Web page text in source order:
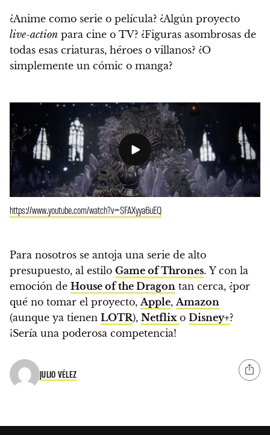
¿Anime como serie o película? ¿Algún proyecto
live-action para cine o TV? ¿Figuras asombrosas de
todas esas criaturas, héroes o villanos? ¿O
simplemente un cómic o manga?
https://www.youtube.com/watch?v=SFAXyya6uEQ
Para nosotros se antoja una serie de alto
presupuesto, al estilo Game of Thrones. Y con la
emoción de House of the Dragon tan cerca, ¿por
qué no tomar el proyecto, Apple, Amazon
(aunque ya tienen LOTR), Netflix o Disney+?
¡Sería una poderosa competencia!
JULIO VÉLEZ